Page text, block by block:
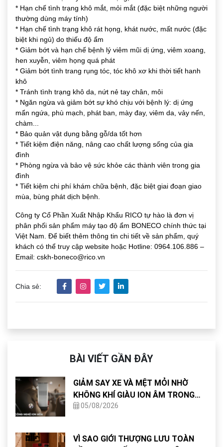
* Hạn chế tình trạng khô mắt, mỏi mắt (đặc biệt những người
thường dùng máy tính)
* Hạn chế tình trạng khô rát họng, khát nước, mất nước (đặc
biệt khi ngủ) do thiếu độ ẩm
* Giảm bớt và hạn chế bệnh lý viêm mũi dị ứng, viêm xoang,
hen xuyễn, viêm họng quá phát
* Giảm bớt tình trang rụng tóc, tóc khô xơ khi thời tiết hanh
khô
* Tránh tình trạng khô da, nứt nẻ tay chân, môi
* Ngăn ngừa và giảm bớt sự khó chịu với bệnh lý: dị ứng
mẩn ngứa, phù mạch, phát ban, mày đay, viêm da, vảy nến,
chàm...
* Bảo quản vật dụng bằng gỗ/da tốt hơn
* Tiết kiệm điện năng, nâng cao chất lượng sống của gia
đình
* Phòng ngừa và bảo vệ sức khỏe các thành viên trong gia
đình
* Tiết kiệm chi phí khám chữa bệnh, đặc biệt giai đoạn giao
mùa, bùng phát dịch bệnh.
Công ty Cổ Phần Xuất Nhập Khẩu RICO tự hào là đơn vị
phân phối sản phẩm máy tạo độ ẩm BONECO chính thức tại
Việt Nam. Để biết thêm thông tin chi tiết về sản phẩm, quý
khách có thể truy cập website hoặc Hotline: 0964.106.886 –
Email: cskh-boneco@rico.vn
Chia sẻ:
BÀI VIẾT GẦN ĐÂY
GIẢM SAY XE VÀ MỆT MỎI NHỜ
KHÔNG KHÍ GIÀU ION ÂM TRONG
CABIN
05/08/2026
VÌ SAO GIỚI THƯỢNG LƯU TOÀN